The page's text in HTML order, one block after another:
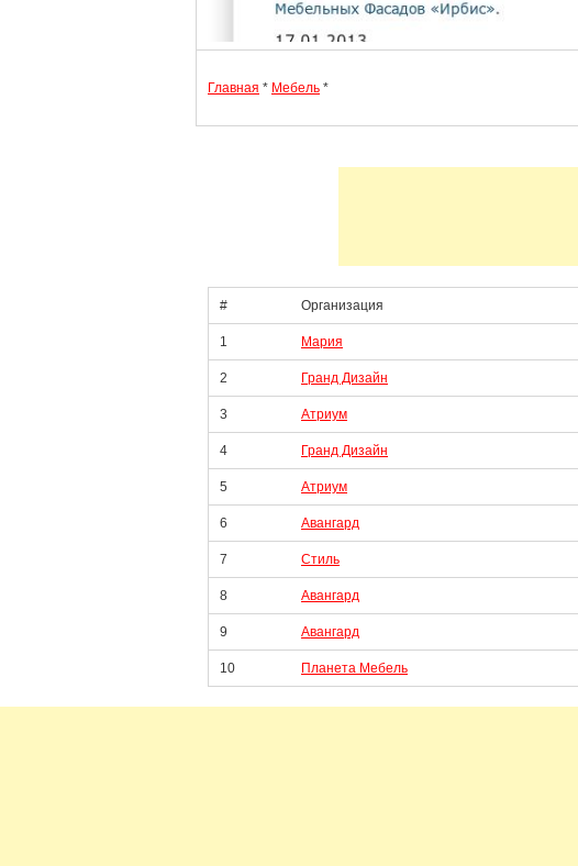
Главная * Мебель *
# Организация
1 Мария
2 Гранд Дизайн
3 Атриум
4 Гранд Дизайн
5 Атриум
6 Авангард
7 Стиль
8 Авангард
9 Авангард
10 Планета Мебель